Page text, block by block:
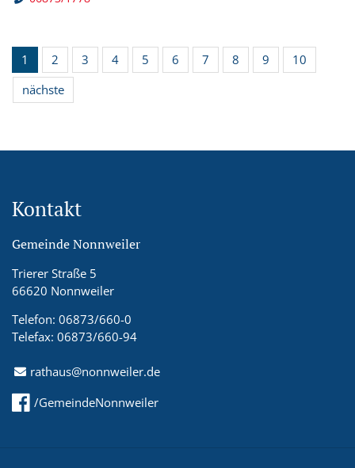
1 2 3 4 5 6 7 8 9
10
nächste
Kontakt
Gemeinde Nonnweiler
Trierer Straße 5
66620 Nonnweiler
Telefon: 06873/660-0
Telefax: 06873/660-94
rathaus@nonnweiler.de
/GemeindeNonnweiler